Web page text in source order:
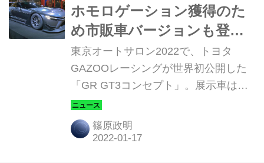
ホモロゲーション獲得のた
め市販車バージョンも登場
する！【東京オートサロン
2022】
東京オートサロン2022で、トヨタ
GAZOOレーシングが世界初公開した
「GR GT3コンセプト」。展示車はモ
ックアップだが、その市販化に期待が
かかる。
篠原政明